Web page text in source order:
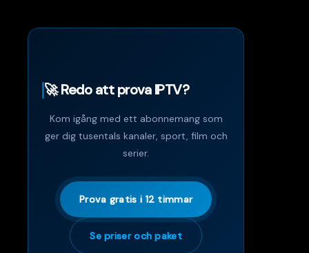
🚀 Redo att prova IPTV?
Kom igång med ett abonnemang som
ger dig tusentals kanaler, sport, film och
serier.
Prova gratis i 12 timmar
Se priser och paket